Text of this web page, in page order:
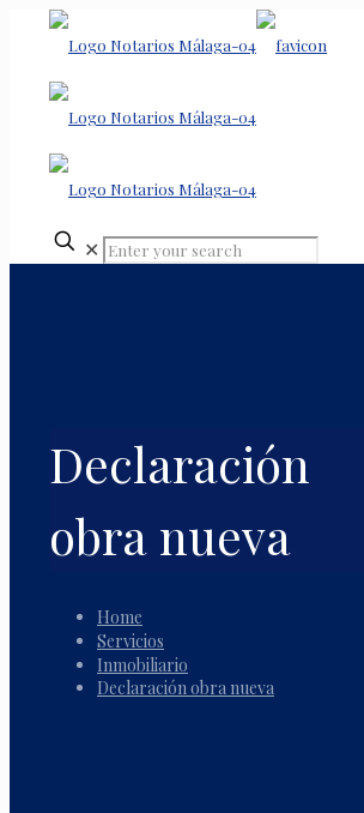
✕
Declaración
obra nueva
Home
Servicios
Inmobiliario
Declaración obra nueva